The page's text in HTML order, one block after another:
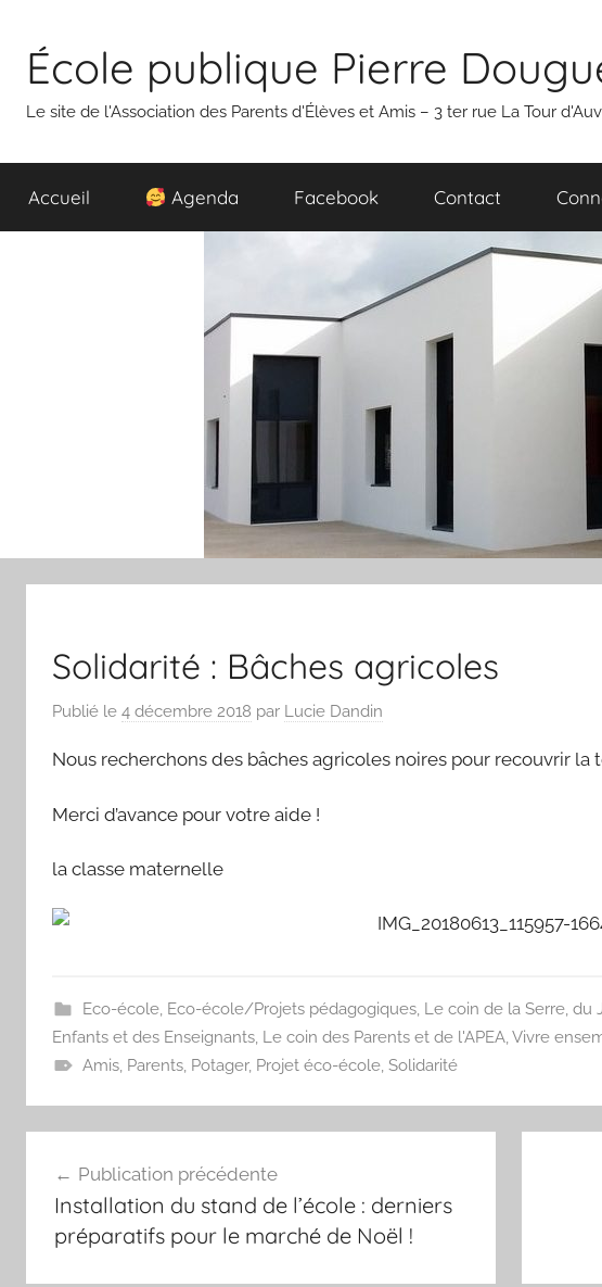
contenu
École publique Pierre
Le site de l'Association des Parents d'Élèves et Amis – 3 ter rue La Tour
Accueil Agenda Facebook Contact
Solidarité : Bâches agricoles
Publié le 4 décembre 2018 par Lucie Dandin
Nous recherchons des bâches agricoles noires pour recouvrir la
Merci d’avance pour votre aide !
la classe maternelle
Eco-école, Eco-école/Projets pédagogiques, Le coin de la Serre, du
Enfants et des Enseignants, Le coin des Parents et de l'APEA,Vivre
Amis, Parents, Potager, Projet éco-école, Solidarité
de
l’article
Publication précédente
Installation du stand de l’école : derniers
préparatifs pour le marché de Noël !